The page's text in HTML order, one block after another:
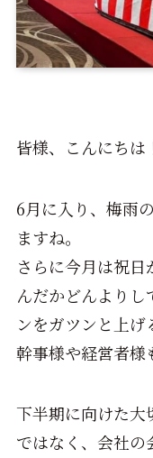
皆様、こんにちは
6月に入り、梅雨
ますね。
さらに今月は祝
んだかどんよりし
ンをガツンと上
幹事様や経営者様
下半期に向けた大
ではなく、会社の